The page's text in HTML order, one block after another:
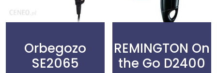
Orbegozo
SE2065
REMINGTON On
the Go D2400